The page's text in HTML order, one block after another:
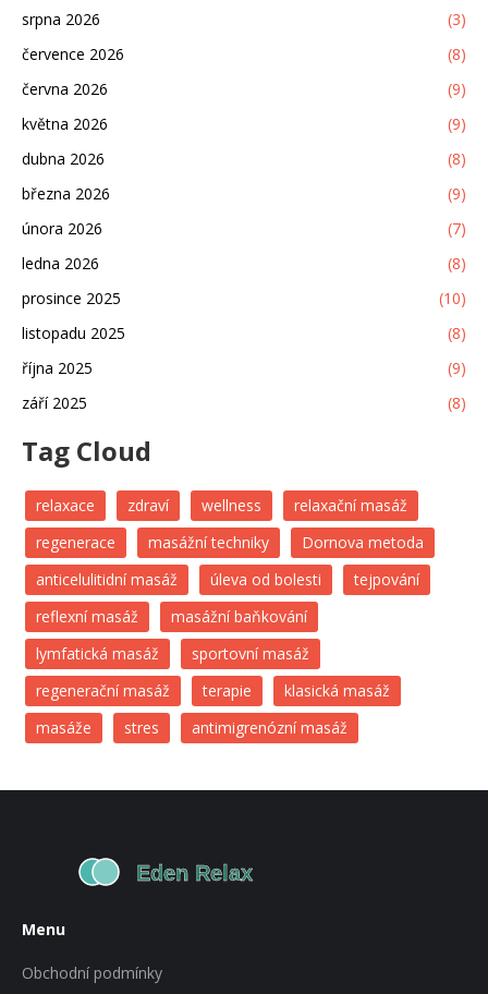
srpna 2026
(3)
července 2026
(8)
června 2026
(9)
května 2026
(9)
dubna 2026
(8)
března 2026
(9)
února 2026
(7)
ledna 2026
(8)
prosince 2025
(10)
listopadu 2025
(8)
října 2025
(9)
září 2025
(8)
Tag Cloud
relaxace zdraví wellness
relaxační masáž
regenerace
masážní techniky
Dornova metoda
anticelulitidní masáž
úleva od bolesti
tejpování
reflexní masáž
masážní baňkování
lymfatická masáž
sportovní masáž
regenerační masáž
terapie
klasická masáž
masáže
stres antimigrenózní masáž
Menu
Obchodní podmínky